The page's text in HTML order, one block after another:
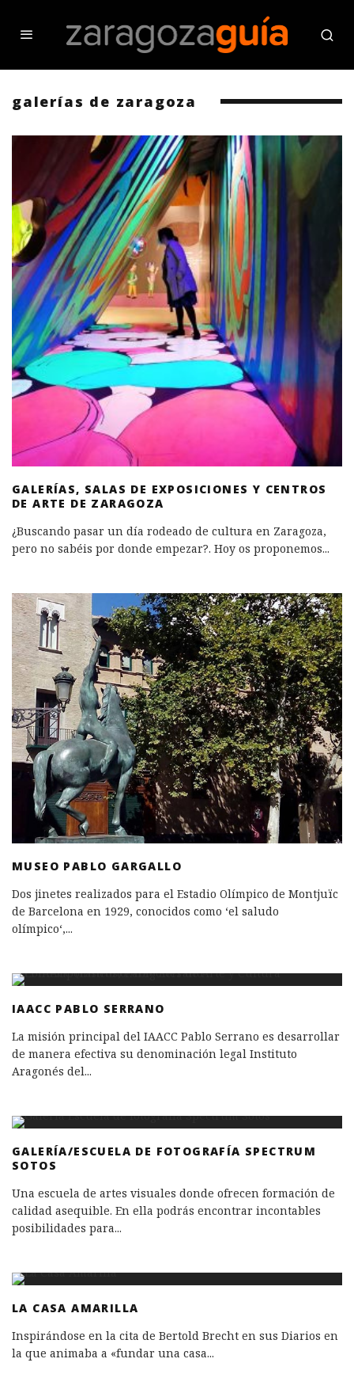
galerías de zaragoza
GALERÍAS, SALAS DE EXPOSICIONES Y CENTROS
DE ARTE DE ZARAGOZA
¿Buscando pasar un día rodeado de cultura en Zaragoza,
pero no sabéis por donde empezar?. Hoy os proponemos...
MUSEO PABLO GARGALLO
Dos jinetes realizados para el Estadio Olímpico de Montjuïc
de Barcelona en 1929, conocidos como ‘el saludo
olímpico‘,...
IAACC PABLO SERRANO
La misión principal del IAACC Pablo Serrano es desarrollar
de manera efectiva su denominación legal Instituto
Aragonés del...
GALERÍA/ESCUELA DE FOTOGRAFÍA SPECTRUM
SOTOS
Una escuela de artes visuales donde ofrecen formación de
calidad asequible. En ella podrás encontrar incontables
posibilidades para...
LA CASA AMARILLA
Inspirándose en la cita de Bertold Brecht en sus Diarios en
la que animaba a «fundar una casa...